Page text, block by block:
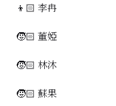
👦🏻 李冉
🧒🏻 董婭
🧒🏻 林沐
🧒🏻 蘇果